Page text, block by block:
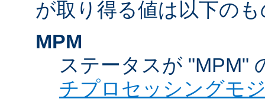
が取り得る値は以下の
MPM
ステータスが "MPM"
チプロセッシングモ